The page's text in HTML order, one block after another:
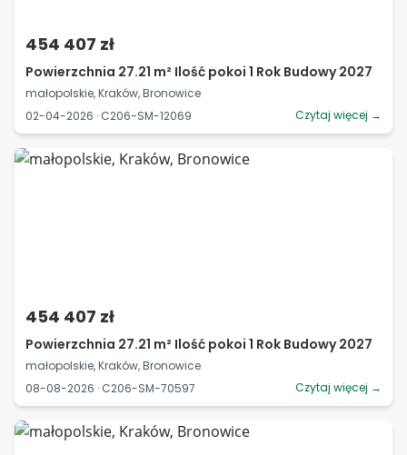
454 407 zł
Powierzchnia 27.21 m² Ilość pokoi 1 Rok Budowy 2027
małopolskie, Kraków, Bronowice
02-04-2026 · C206-SM-12069
Czytaj więcej →
454 407 zł
Powierzchnia 27.21 m² Ilość pokoi 1 Rok Budowy 2027
małopolskie, Kraków, Bronowice
08-08-2026 · C206-SM-70597
Czytaj więcej →